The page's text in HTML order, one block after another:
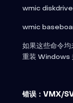
wmic
wmic
如果这些命令
重装 Windows
错误：VMX/